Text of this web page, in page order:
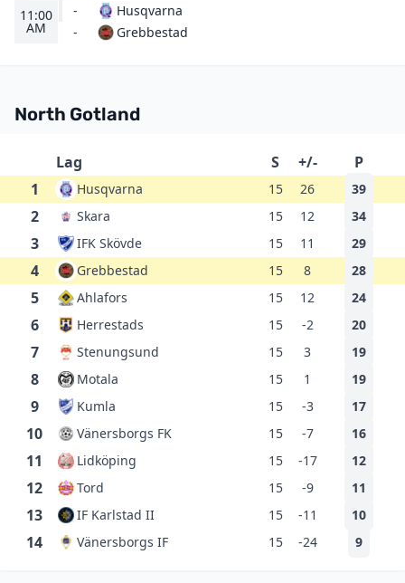
11:00
AM
-
-
Husqvarna
Grebbestad
North Gotland
Lag S +/-
P
1
Husqvarna 15 26 39
2 Skara 15 12 34
3 IFK Skövde 15 11 29
4 Grebbestad 15 8 28
5 Ahlafors 15 12 24
6 Herrestads 15 -2 20
7 Stenungsund 15 3 19
8 Motala 15 1 19
9 Kumla 15 -3 17
10 Vänersborgs FK 15 -7 16
11 Lidköping 15 -17 12
12 Tord 15 -9 11
13 IF Karlstad II 15 -11 10
14 Vänersborgs IF 15 -24 9